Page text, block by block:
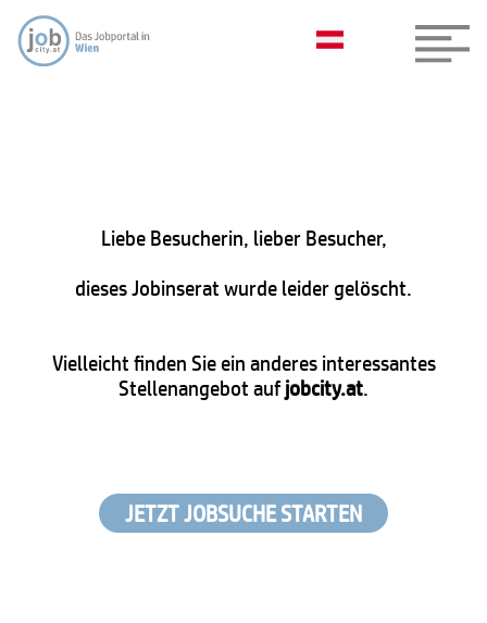
Liebe Besucherin, lieber Besucher,
dieses Jobinserat wurde leider gelöscht.
Vielleicht finden Sie ein anderes interessantes
Stellenangebot aufjobcity.at.
JETZT JOBSUCHE STARTEN